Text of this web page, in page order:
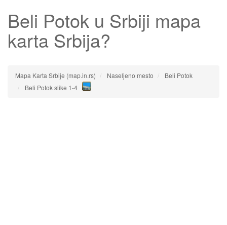
Beli Potok u Srbiji mapa
karta Srbija?
Mapa Karta Srbije (map.in.rs) Naseljeno mesto
Beli Potok
Beli Potok slike 1-4